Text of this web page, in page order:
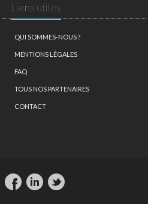
Liens utiles
QUI SOMMES-NOUS ?
MENTIONS LÉGALES
FAQ
TOUS NOS PARTENAIRES
CONTACT